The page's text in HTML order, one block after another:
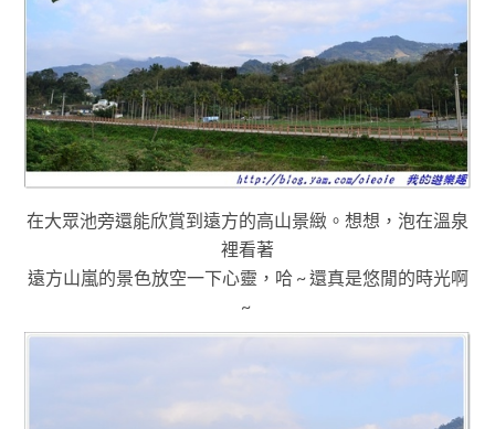
在大眾池旁還能欣賞到遠方的高山景緻 。 想想 ， 泡在溫泉
裡看著
遠方山嵐的景色放空一下心靈 ， 哈 ~ 還真是悠閒的時光啊
~